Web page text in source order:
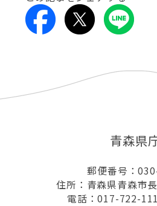
青森県
郵便番号：
住所：青森県青森市
電話：017-722-